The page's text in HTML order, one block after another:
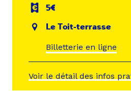
5€
Le Toit-terrasse
Billetterie en ligne
Voir le détail des infos